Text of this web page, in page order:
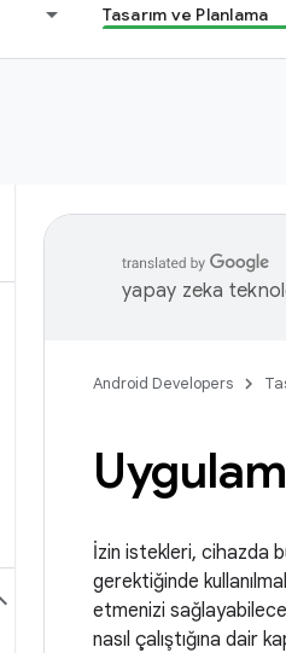
Tasarım ve Planlama
yapay zeka
Android Developers
İzin istekleri, cihazda
gerektiğinde
etmenizi
nasıl çalıştığına dair